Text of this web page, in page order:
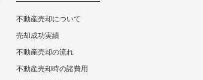
不動産売却について
売却成功実績
不動産売却の流れ
不動産売却時の諸費用